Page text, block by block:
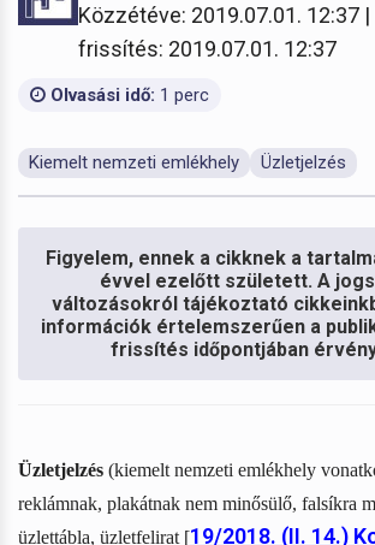
Közzétéve: 2019.07.01. 12:37
frissítés: 2019.07.01. 12:37
Olvasási idő: 1 perc
Kiemelt nemzeti emlékhely Üzletjelzés
Figyelem, ennek a cikknek a
évvel ezelőtt született. A
változásokról tájékoztató
információk értelemszerűen a
frissítés időpontjában
Üzletjelzés (kiemelt nemzeti emlékhely
reklámnak, plakátnak nem minősülő, falsíkra
üzlettábla, üzletfelirat [19/2018. (II. 14.)